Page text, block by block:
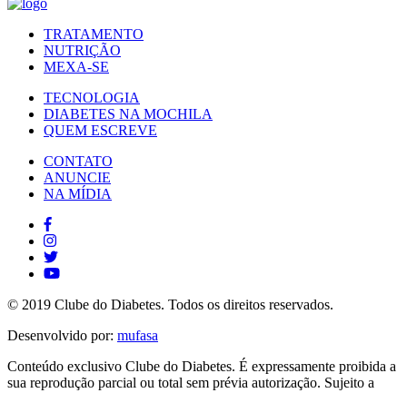
TRATAMENTO
NUTRIÇÃO
MEXA-SE
TECNOLOGIA
DIABETES NA MOCHILA
QUEM ESCREVE
CONTATO
ANUNCIE
NA MÍDIA
© 2019 Clube do Diabetes. Todos os direitos reservados.
Desenvolvido por: mufasa
Conteúdo exclusivo Clube do Diabetes. É expressamente proibida a
sua reprodução parcial ou total sem prévia autorização. Sujeito a